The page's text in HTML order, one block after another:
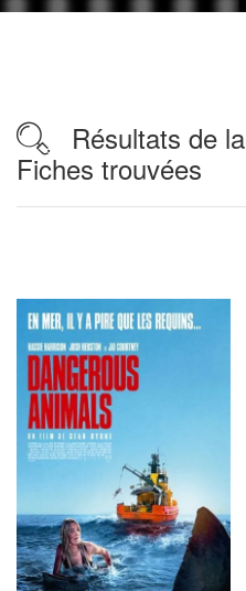
Résultats de
Fiches trouvées